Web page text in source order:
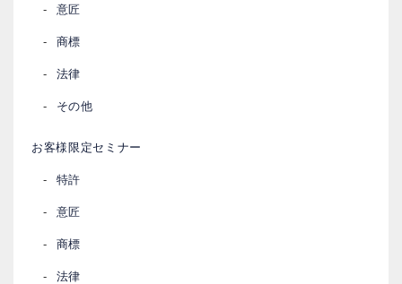
意匠
商標
法律
その他
お客様限定セミナー
特許
意匠
商標
法律